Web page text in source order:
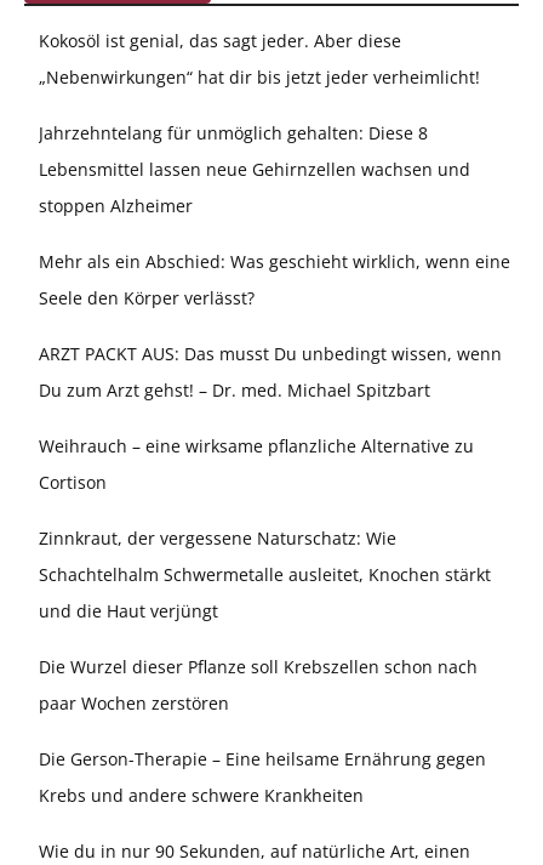
Kokosöl ist genial, das sagt jeder. Aber diese
„Nebenwirkungen“ hat dir bis jetzt jeder verheimlicht!
Jahrzehntelang für unmöglich gehalten: Diese 8
Lebensmittel lassen neue Gehirnzellen wachsen und
stoppen Alzheimer
Mehr als ein Abschied: Was geschieht wirklich, wenn eine
Seele den Körper verlässt?
ARZT PACKT AUS: Das musst Du unbedingt wissen, wenn
Du zum Arzt gehst! – Dr. med. Michael Spitzbart
Weihrauch – eine wirksame pflanzliche Alternative zu
Cortison
Zinnkraut, der vergessene Naturschatz: Wie
Schachtelhalm Schwermetalle ausleitet, Knochen stärkt
und die Haut verjüngt
Die Wurzel dieser Pflanze soll Krebszellen schon nach
paar Wochen zerstören
Die Gerson-Therapie – Eine heilsame Ernährung gegen
Krebs und andere schwere Krankheiten
Wie du in nur 90 Sekunden, auf natürliche Art, einen